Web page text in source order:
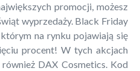
promocji, możesz
wyprzedaży. Black Friday
na rynku pojawiają się
procent! W tych akcjach
DAX Cosmetics. Kod